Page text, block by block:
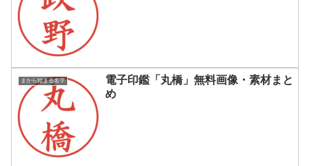
まから始まる名字
電子印鑑「丸橋」無料画像・素材まと
め